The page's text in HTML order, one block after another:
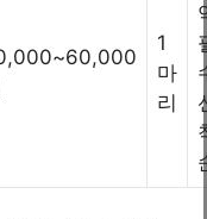
1
마
리